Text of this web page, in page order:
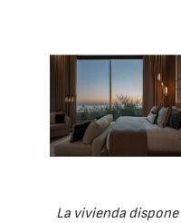
La vivienda